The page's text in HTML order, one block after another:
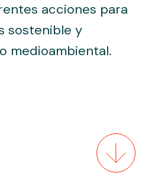
acciones para
sostenible y
medioambiental.